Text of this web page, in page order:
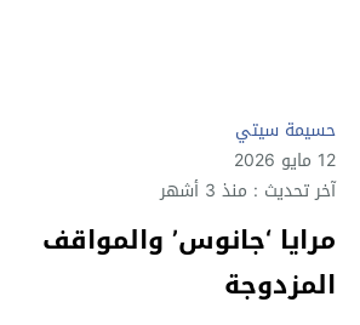
حسيمة سيتي
12 مايو 2026
آخر تحديث : منذ 3 أشهر
مرايا ‘جانوس’ والمواقف
المزدوجة